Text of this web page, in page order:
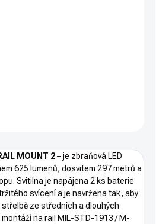
MOUNT 2– je zbraňová LED
625 lumenů, dosvitem 297 metrů a
Svítilna je napájena 2 ks baterie
svícení a je navržena tak, aby
ze středních a dlouhých
na rail MIL-STD-1913 / M-